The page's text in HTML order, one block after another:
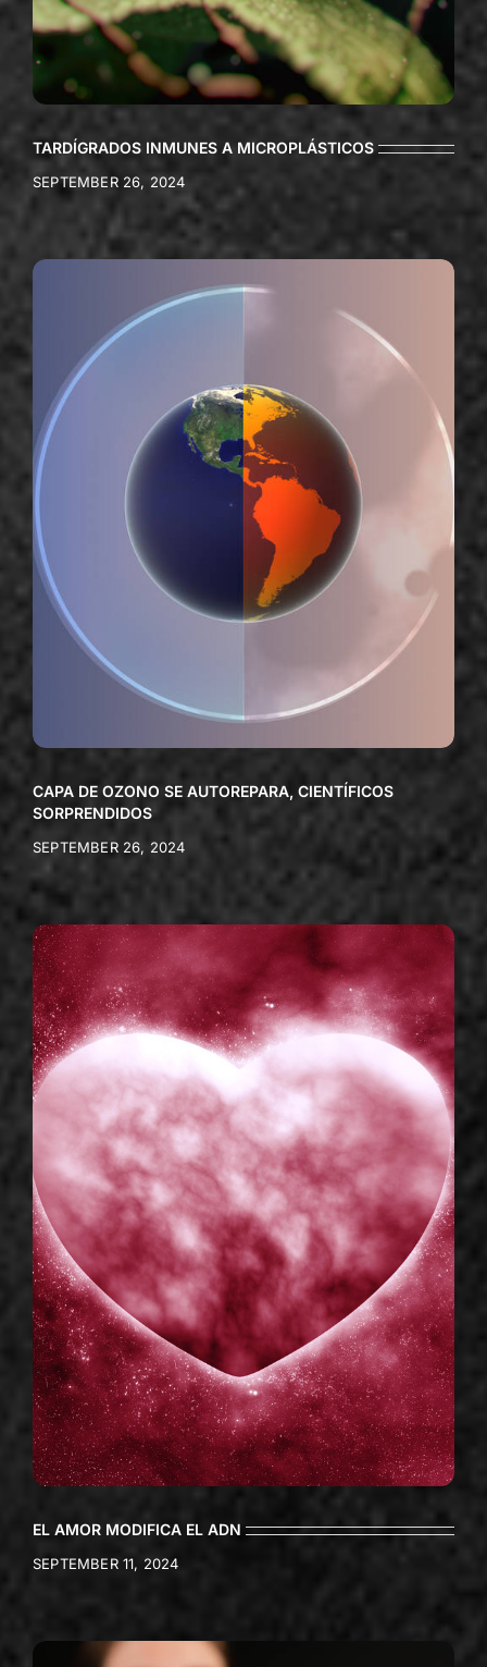
TARDÍGRADOS INMUNES A MICROPLÁSTICOS
SEPTEMBER 26, 2024
CAPA DE OZONO SE AUTOREPARA, CIENTÍFICOS
SORPRENDIDOS
SEPTEMBER 26, 2024
EL AMOR MODIFICA EL ADN
SEPTEMBER 11, 2024